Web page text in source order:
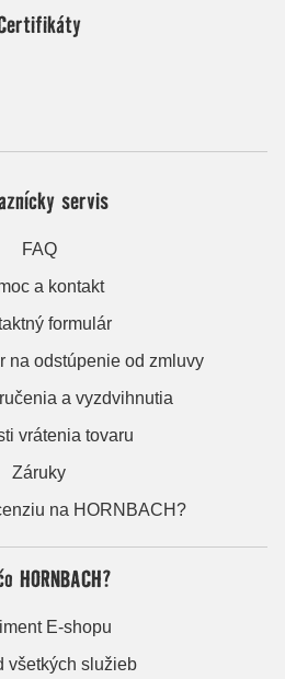
servis
FAQ
a kontakt
formulár
na odstúpenie od zmluvy
a vyzdvihnutia
vrátenia tovaru
Záruky
na HORNBACH?
HORNBACH?
E-shopu
všetkých služieb